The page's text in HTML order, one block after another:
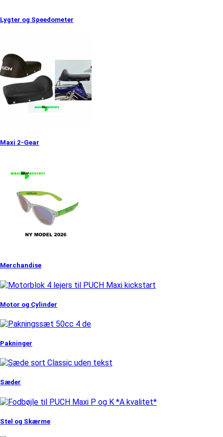
Lygter og Speedometer
Maxi 2-Gear
Merchandise
Motor og Cylinder
Pakninger
Sæder
Stel og Skærme